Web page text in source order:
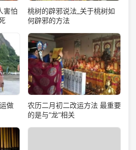
害怕
桃树的辟邪说法_关于桃树如
何辟邪的方法
做
农历二月初二改运方法 最重要
的是与“龙”相关